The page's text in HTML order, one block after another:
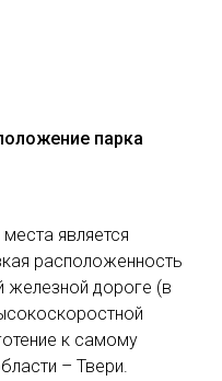
парка
является
расположенность
железной дороге (в
к самому
– Твери.